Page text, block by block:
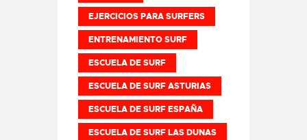
EJERCICIOS PARA SURFERS
ENTRENAMIENTO SURF
ESCUELA DE SURF
ESCUELA DE SURF ASTURIAS
ESCUELA DE SURF ESPAÑA
ESCUELA DE SURF LAS DUNAS